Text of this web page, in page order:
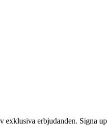
erbjudanden. Signa